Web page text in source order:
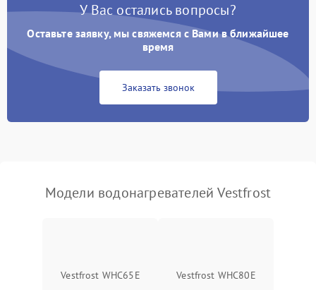
У Вас остались вопросы?
Оставьте заявку, мы свяжемся с Вами в ближайшее
время
Заказать звонок
Модели водонагревателей Vestfrost
Vestfrost WHC65E Vestfrost WHC80E